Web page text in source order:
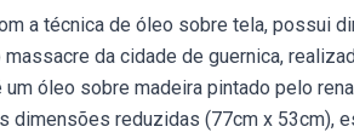
a técnica de óleo sobre tela, possui
da cidade de guernica,
um óleo sobre madeira pintado pelo
dimensões reduzidas (77cm x 53cm),